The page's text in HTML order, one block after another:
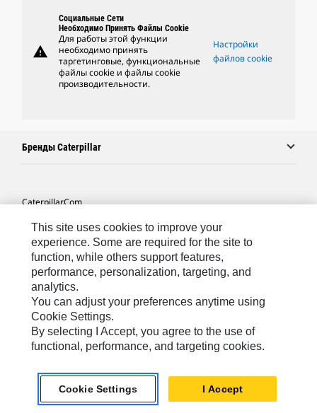
warning
Социальные Сети
Необходимо Принять Файлы Cookie
Для работы этой функции
необходимо принять
таргетинговые, функциональные
файлы cookie и файлы cookie
производительности.
Настройки
файлов cookie
Бренды Caterpillar
Caterpillar.com
Связаться С Caterpillar
Карта Сайта
Cookie Settings
Юридическая Информация
Конфиденциальность Личных Данных
CIS - Russian© 2026 Caterpillar. Все права сохранены.
This site uses cookies to improve your
experience. Some are required for the site to
function, while others support features,
performance, personalization, targeting, and
analytics.
You can adjust your preferences anytime using
Cookie Settings.
By selecting I Accept, you agree to the use of
functional, performance, and targeting cookies.
Cookie Settings I Accept